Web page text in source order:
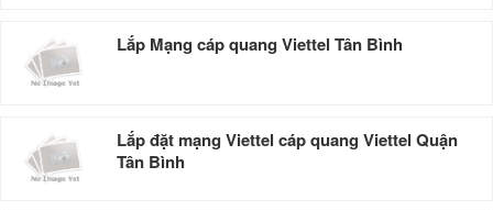
Lắp Mạng cáp quang Viettel Tân Bình
Lắp đặt mạng Viettel cáp quang Viettel Quận
Tân Bình